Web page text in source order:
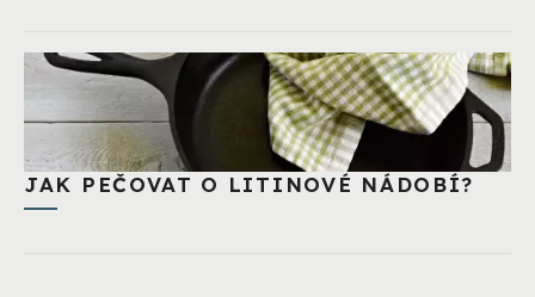
JAK PEČOVAT O LITINOVÉ NÁDOBÍ?